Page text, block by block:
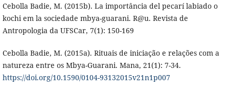
Cebolla Badie, M. (2015b). La importância del pecarí labiado o
kochi em la sociedade mbya-guarani. R@u. Revista de
Antropologia da UFSCar, 7(1): 150-169
Cebolla Badie, M. (2015a). Rituais de iniciação e relações com a
natureza entre os Mbya-Guarani. Mana, 21(1): 7-34.
https://doi.org/10.1590/0104-93132015v21n1p007